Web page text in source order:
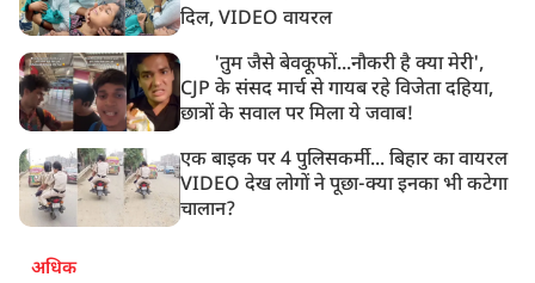
दिल, VIDEO वायरल
'तुम जैसे बेवकूफों...नौकरी है क्या मेरी',
CJP के संसद मार्च से गायब रहे विजेता दहिया,
छात्रों के सवाल पर मिला ये जवाब!
एक बाइक पर 4 पुलिसकर्मी... बिहार का वायरल
VIDEO देख लोगों ने पूछा-क्या इनका भी कटेगा
चालान?
अधिक